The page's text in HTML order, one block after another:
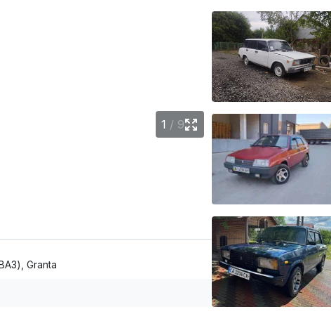
1 / 9
Granta